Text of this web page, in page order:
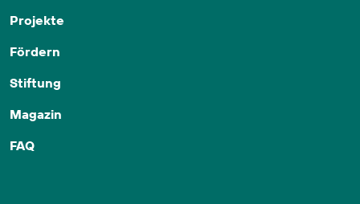
Projekte
Fördern
Stiftung
Magazin
FAQ